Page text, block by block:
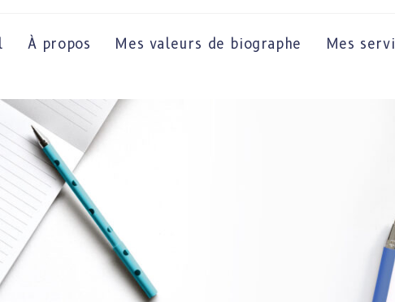
À propos Mes valeurs de biographe Mes